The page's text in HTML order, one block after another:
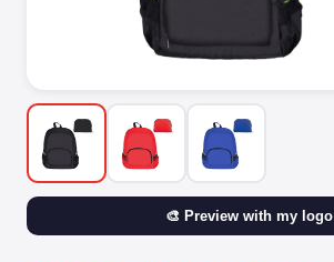
🎨 Preview with my logo